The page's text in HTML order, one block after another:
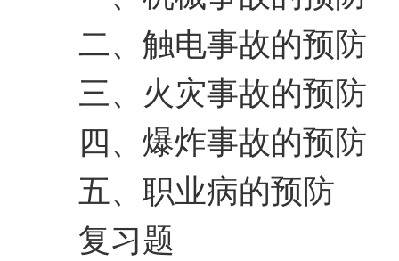
二、触电事故的预防
三、火灾事故的预防
四、爆炸事故的预防
五、职业病的预防
复习题